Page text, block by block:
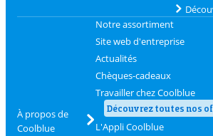
À propos de
Coolblue
Notre assortiment
Site web d'entreprise
Actualités
Chèques-cadeaux
Travailler chez Coolblue
Découvrez toutes nos
L'Appli Coolblue